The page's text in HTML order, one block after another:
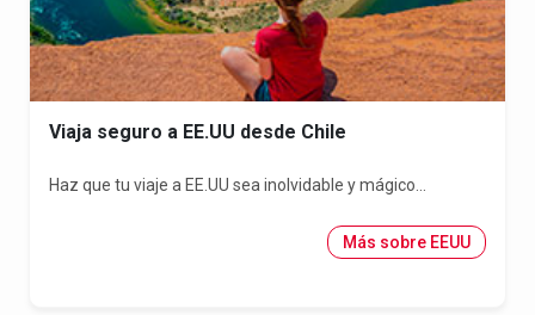
Viaja seguro a EE.UU desde Chile
Haz que tu viaje a EE.UU sea inolvidable y mágico...
Más sobre EEUU